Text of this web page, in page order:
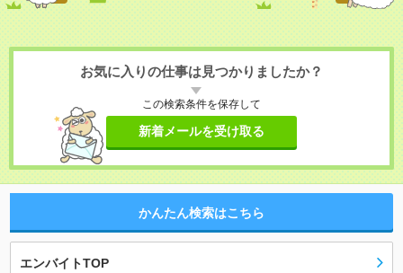
お気に入りの仕事は見つかりましたか？
この検索条件を保存して
新着メールを受け取る
かんたん検索はこちら
エンバイトTOP